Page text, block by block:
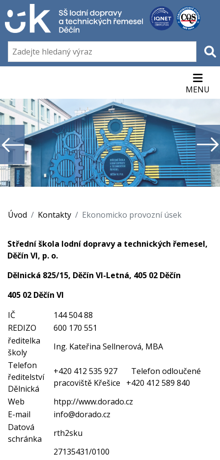
MENU
Úvod Kontakty Ekonomicko provozní úsek
Střední škola lodní dopravy a technických řemesel,
Děčín VI, p. o.
Dělnická 825/15, Děčín VI-Letná, 405 02 Děčín
405 02 Děčín VI
IČ
144 504 88
REDIZO
600 170 551
ředitelka
školy
Ing. Kateřina Sellnerová, MBA
Telefon
ředitelství
Dělnická
+420 412 535 927 Telefon odloučené
pracoviště Křešice +420 412 589 840
Web
htpp://www.dorado.cz
E-mail
info@dorado.cz
Datová
schránka
rth2sku
27135431/0100